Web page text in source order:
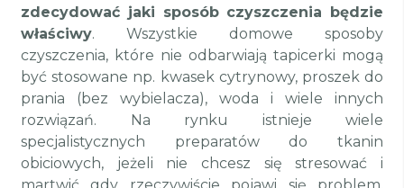
zdecydować jaki sposób czyszczenia będzie
właściwy. Wszystkie domowe sposoby
czyszczenia, które nie odbarwiają tapicerki mogą
być stosowane np. kwasek cytrynowy, proszek do
prania (bez wybielacza), woda i wiele innych
rozwiązań. Na rynku istnieje wiele
specjalistycznych preparatów do tkanin
obiciowych, jeżeli nie chcesz się stresować i
martwić gdy rzeczywiście pojawi się problem,